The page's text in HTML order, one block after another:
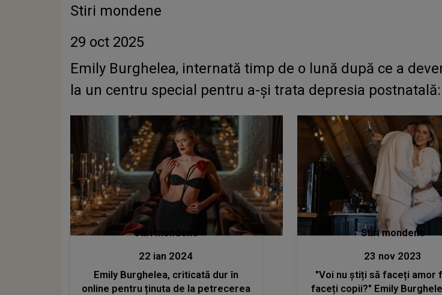
Stiri mondene
29 oct 2025
Emily Burghelea, internată timp de o lună după ce a
la un centru special pentru a-și trata depresia
Stiri mondene
22 ian 2024
Emily Burghelea, criticată dur în
online pentru ținuta de la petrecerea
Stiri mondene
23 nov 2023
"Voi nu știți să faceți amor
faceți copii?" Emily